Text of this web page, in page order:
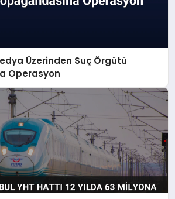
Üzerinden Suç Örgütü
Operasyon